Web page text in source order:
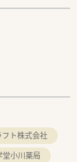
フト株式会社
小川薬局